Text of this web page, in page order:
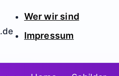
Wer wir sind
Impressum